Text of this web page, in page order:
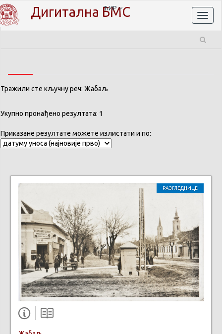
Дигитална БМС
ЋИР
Тражили сте кључну реч: Жабаљ
Укупно пронађено резултата: 1
Приказане резултате можете излистати и по:
РАЗГЛЕДНИЦЕ